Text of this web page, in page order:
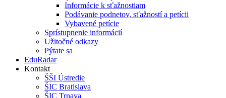
Informácie k sťažnostiam
Podávanie podnetov, sťažností a petícii
Vybavené petície
Sprístupnenie informácií
Užitočné odkazy
Pýtate sa
EduRadar
Kontakt
ŠŠI Ústredie
ŠIC Bratislava
ŠIC Trnava